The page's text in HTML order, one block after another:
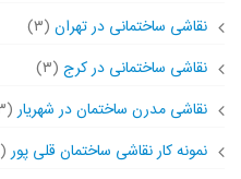
نقاشی ساختمانی در تهران (۳)
نقاشی ساختمانی در کرج (۳)
نقاشی مدرن ساختمان در شهریار(۳)
نمونه کار نقاشی ساختمان قلی پور(۱)